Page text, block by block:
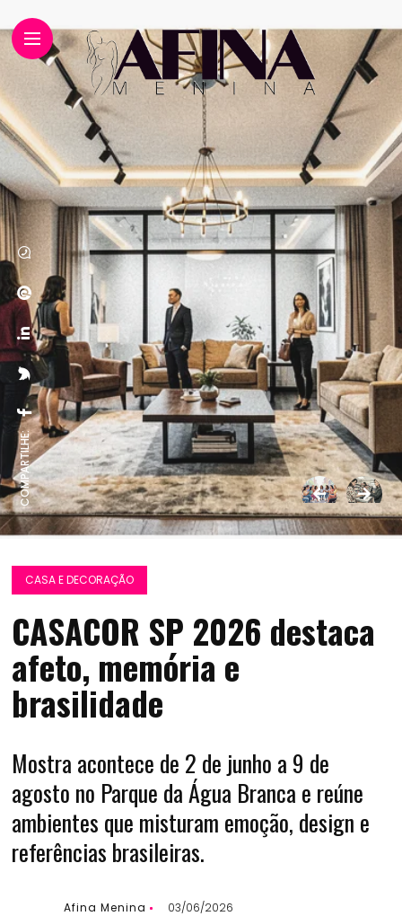
COMPARTILHE:
CASA E DECORAÇÃO
CASACOR SP 2026 destaca
afeto, memória e
brasilidade
Mostra acontece de 2 de junho a 9 de
agosto no Parque da Água Branca e reúne
ambientes que misturam emoção, design e
referências brasileiras.
Afina Menina 03/06/2026